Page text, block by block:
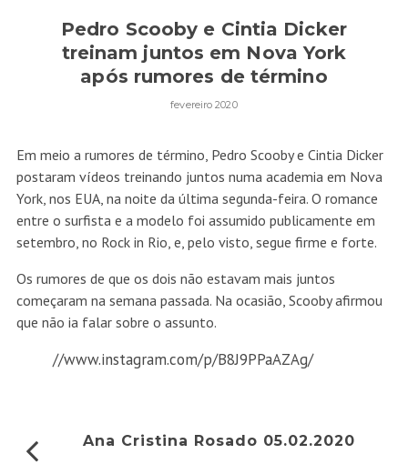
Pedro Scooby e Cintia Dicker
treinam juntos em Nova York
após rumores de término
fevereiro 2020
Em meio a rumores de término, Pedro Scooby e Cintia Dicker
postaram vídeos treinando juntos numa academia em Nova
York, nos EUA, na noite da última segunda-feira. O romance
entre o surfista e a modelo foi assumido publicamente em
setembro, no Rock in Rio, e, pelo visto, segue firme e forte.
Os rumores de que os dois não estavam mais juntos
começaram na semana passada. Na ocasião, Scooby afirmou
que não ia falar sobre o assunto.
//www.instagram.com/p/B8J9PPaAZAg/
Ana Cristina Rosado 05.02.2020